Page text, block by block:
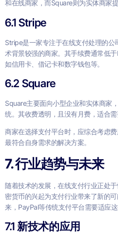
和在线商家，而Square则为实体商家
6.1 Stripe
Stripe是一家专注于在线支付处理的
术背景较强的商家。其手续费通常低
如信用卡、借记卡和数字钱包等。
6.2 Square
Square主要面向小型企业和实体商家
统。其收费透明，且没有月费，适合需
商家在选择支付平台时，应综合考虑
最符合自身需求的解决方案。
7. 行业趋势与未来
随着技术的发展，在线支付行业正处
密货币的兴起为支付行业带来了新的
来，PayPal等传统支付平台需要适应
7.1 新技术的应用